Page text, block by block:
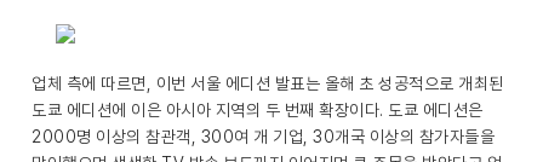
업체 측에 따르면, 이번 서울 에디션 발표는 올해 초 성공적으로 개최된
도쿄 에디션에 이은 아시아 지역의 두 번째 확장이다. 도쿄 에디션은
2000명 이상의 참관객, 300여 개 기업, 30개국 이상의 참가자들을